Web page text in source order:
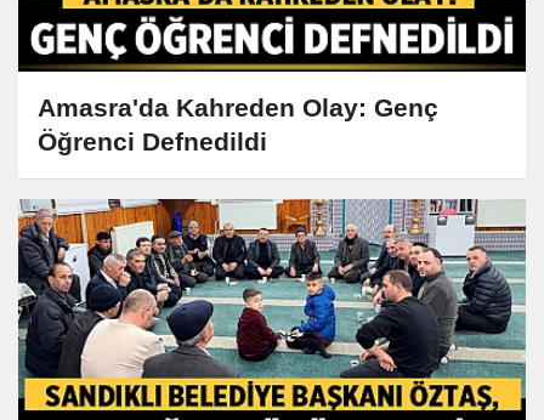
Amasra'da Kahreden Olay: Genç
Öğrenci Defnedildi